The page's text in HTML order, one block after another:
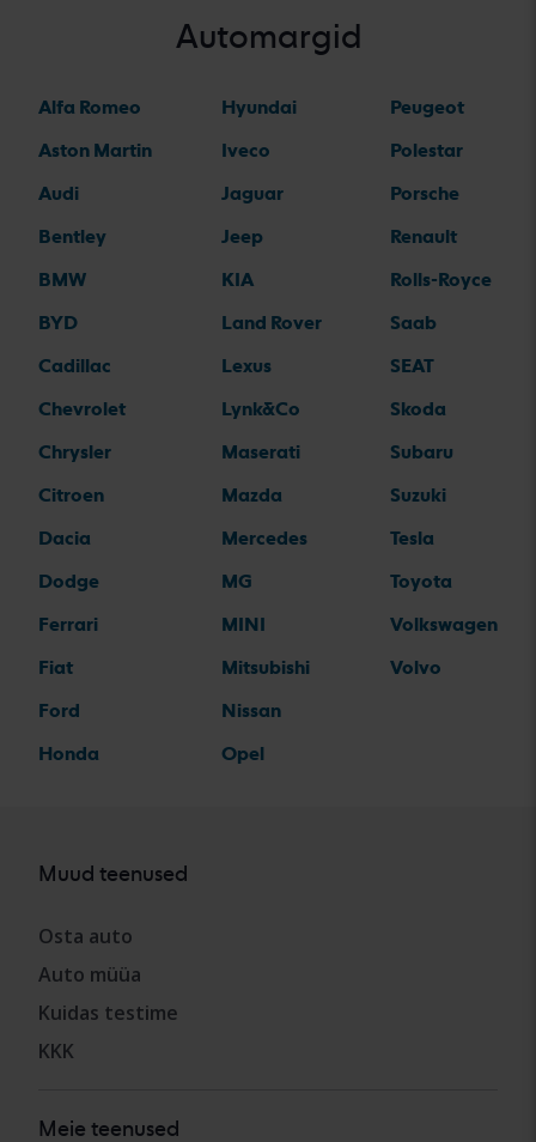
Automargid
Alfa Romeo
Aston Martin
Audi
Bentley
BMW
BYD
Cadillac
Chevrolet
Chrysler
Citroen
Dacia
Dodge
Ferrari
Fiat
Ford
Honda
Hyundai
Iveco
Jaguar
Jeep
KIA
Land Rover
Lexus
Lynk&Co
Maserati
Mazda
Mercedes
MG
MINI
Mitsubishi
Nissan
Opel
Peugeot
Polestar
Porsche
Renault
Rolls-Royce
Saab
SEAT
Skoda
Subaru
Suzuki
Tesla
Toyota
Volkswagen
Volvo
Muud teenused
Osta auto
Auto müüa
Kuidas testime
KKK
Meie teenused